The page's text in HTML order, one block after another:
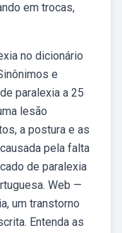
em trocas,
no dicionário
e
paralexia a 25
lesão
a postura e as
pela falta
de paralexia
Web —
um transtorno
Entenda as